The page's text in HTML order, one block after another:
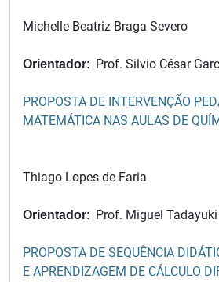
Michelle Beatriz Braga Severo
Orientador: Prof. Silvio César
PROPOSTA DE INTERVENÇÃO
MATEMÁTICA NAS AULAS DE
Thiago Lopes de Faria
Orientador: Prof. Miguel
PROPOSTA DE SEQUÊNCIA
E APRENDIZAGEM DE CÁLCULO